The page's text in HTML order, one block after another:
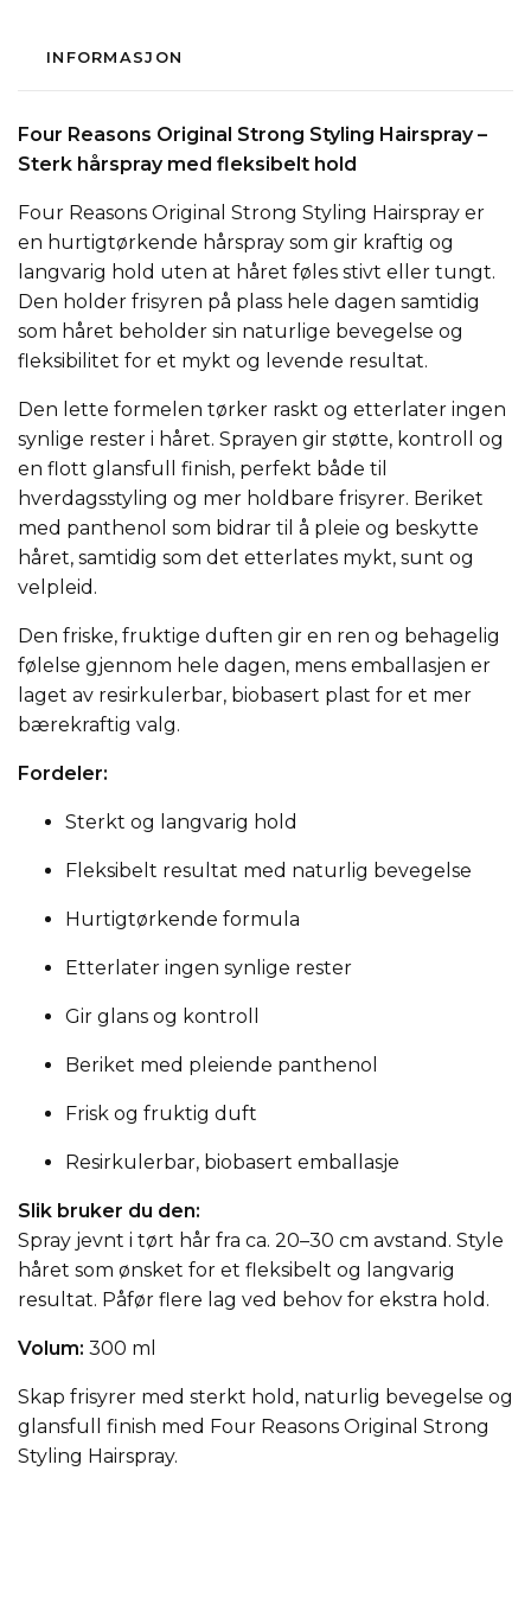
INFORMASJON
Four Reasons Original Strong Styling Hairspray –
Sterk hårspray med fleksibelt hold
Four Reasons Original Strong Styling Hairspray er
en hurtigtørkende hårspray som gir kraftig og
langvarig hold uten at håret føles stivt eller tungt.
Den holder frisyren på plass hele dagen samtidig
som håret beholder sin naturlige bevegelse og
fleksibilitet for et mykt og levende resultat.
Den lette formelen tørker raskt og etterlater ingen
synlige rester i håret. Sprayen gir støtte, kontroll og
en flott glansfull finish, perfekt både til
hverdagsstyling og mer holdbare frisyrer. Beriket
med panthenol som bidrar til å pleie og beskytte
håret, samtidig som det etterlates mykt, sunt og
velpleid.
Den friske, fruktige duften gir en ren og behagelig
følelse gjennom hele dagen, mens emballasjen er
laget av resirkulerbar, biobasert plast for et mer
bærekraftig valg.
Fordeler:
Sterkt og langvarig hold
Fleksibelt resultat med naturlig bevegelse
Hurtigtørkende formula
Etterlater ingen synlige rester
Gir glans og kontroll
Beriket med pleiende panthenol
Frisk og fruktig duft
Resirkulerbar, biobasert emballasje
Slik bruker du den:
Spray jevnt i tørt hår fra ca. 20–30 cm avstand. Style
håret som ønsket for et fleksibelt og langvarig
resultat. Påfør flere lag ved behov for ekstra hold.
Volum: 300 ml
Skap frisyrer med sterkt hold, naturlig bevegelse og
glansfull finish med Four Reasons Original Strong
Styling Hairspray.